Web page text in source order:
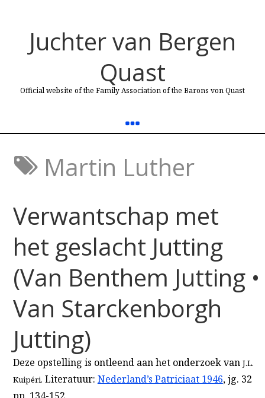
Juchter van Bergen
Quast
Official website of the Family Association of the Barons von Quast
Martin Luther
Verwantschap met
het geslacht Jutting
(Van Benthem Jutting •
Van Starckenborgh
Jutting)
Deze opstelling is ontleend aan het onderzoek van J.L.
Kuipéri. Literatuur: Nederland’s Patriciaat 1946, jg. 32